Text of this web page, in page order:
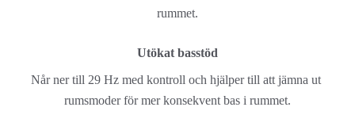
rummet.
Utökat basstöd
Når ner till 29 Hz med kontroll och hjälper till att jämna ut
rumsmoder för mer konsekvent bas i rummet.